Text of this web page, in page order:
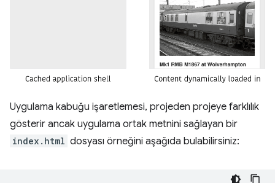
Uygulama kabuğu işaretlemesi, projeden projeye farklılık
gösterir ancak uygulama ortak metnini sağlayan bir
index.html dosyası örneğini aşağıda bulabilirsiniz: